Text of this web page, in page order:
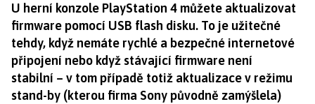
U herní konzole PlayStation 4 můžete aktualizovat
firmware pomocí USB flash disku. To je užitečné
tehdy, když nemáte rychlé a bezpečné internetové
připojení nebo když stávající firmware není
stabilní – v tom případě totiž aktualizace v režimu
stand-by (kterou firma Sony původně zamýšlela)